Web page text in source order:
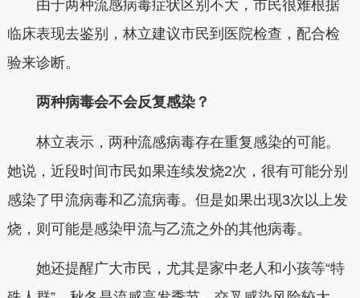
由于两种流感病毒症状区别不大，市民很难根据
临床表现去鉴别，林立建议市民到医院检查，配合检
验来诊断。
两种病毒会不会反复感染？
林立表示，两种流感病毒存在重复感染的可能。
她说， 近段时间市民如果连续发烧2次，很有可能分别
感染了甲流病毒和乙流病毒。但是如果出现3次以上发
烧，则可能是感染甲流与乙流之外的其他病毒。
她还提醒广大市民，尤其是家中老人和小孩等“特